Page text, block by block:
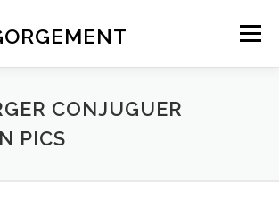
Menu
CONJUGUER
PICS